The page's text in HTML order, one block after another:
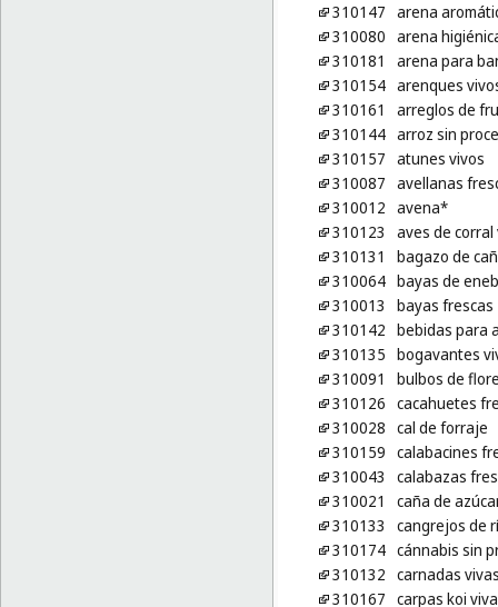
310147 arena
310080 arena
310181
arena para
310154 arenques
310161
arreglos de
310144 arroz sin
310157 atunes vivos
310087 avellanas
310012 avena*
310123
aves de corral
310131
bagazo de
310064 bayas de
310013
bayas frescas
310142 bebidas para
310135 bogavantes
310091
bulbos de
310126 cacahuetes
310028 cal de forraje
310159 calabacines
310043
calabazas
310021
caña de
310133
cangrejos de
310174 cánnabis sin
310132 carnadas
310167 carpas koi